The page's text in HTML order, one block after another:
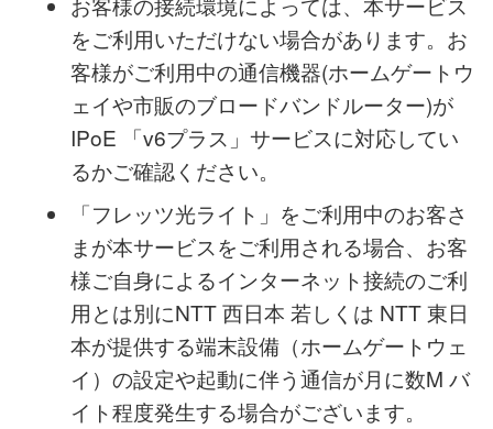
を共有すると利用できないサービス/ソフト
ウェア等はご利用いただけません。
お客様の接続環境によっては、本サービス
をご利用いただけない場合があります。お
客様がご利用中の通信機器(ホームゲートウ
ェイや市販のブロードバンドルーター)が
IPoE 「v6プラス」サービスに対応してい
るかご確認ください。
「フレッツ光ライト」をご利用中のお客さ
まが本サービスをご利用される場合、お客
様ご自身によるインターネット接続のご利
用とは別にNTT 西日本 若しくは NTT 東日